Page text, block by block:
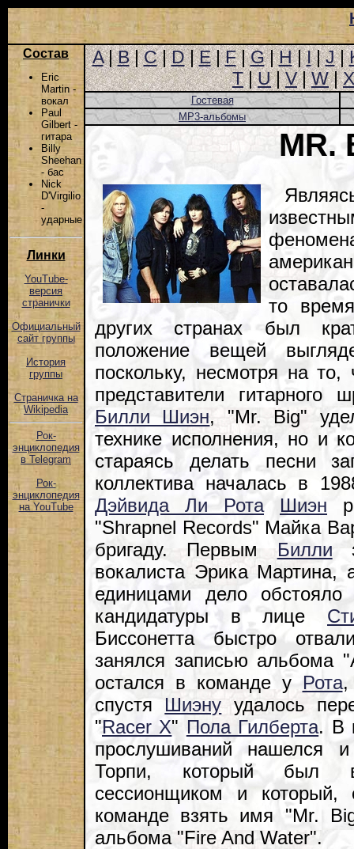
Состав
Eric
Martin -
вокал
Paul
Gilbert -
гитара
Billy
Sheehan
- бас
Nick
D'Virgilio
-
ударные
Линки
YouTube-
версия
странички
Официальный
сайт группы
История
группы
Страничка на
Wikipedia
Рок-
энциклопедия
в Telegram
Рок-
энциклопедия
на YouTube
A|B|C|D|E|F|G|H|I|J|
T|U|V|W|X
Гостевая
MP3-альбомы
MR.
то
других странах был
положение вещей
поскольку, несмотря на то,
представители
Билли Шиэн, "Mr. Big"
технике исполнения, но и
стараясь делать песни
коллектива началась в
Дэйвида Ли Рота
Шиэн
"Shrapnel Records" Майка
бригаду. Первым Билли
вокалиста Эрика Мартина,
единицами дело
кандидатуры в лице
Биссонетта быстро
занялся записью альбома
остался в команде у Рота,
спустя Шиэну удалось
"Racer X" Пола Гилберта. В
прослушиваний нашелся
Торпи, который был
сессионщиком и который,
команде взять имя "Mr.
альбома "Fire And Water".